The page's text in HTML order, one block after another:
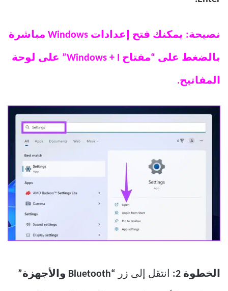
نصيحة: يمكنك فتح إعدادات Windows مباشرة
بالضغط على “مفتاح Windows + I” على لوحة
المفاتيح.
الخطوة 2: انتقل إلى زر “Bluetooth والأجهزة”